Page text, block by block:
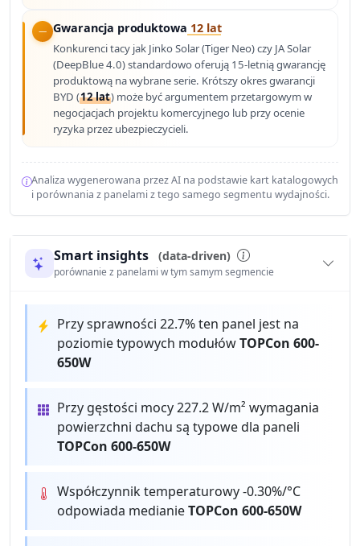
Gwarancja produktowa 12 lat
Konkurenci tacy jak Jinko Solar (Tiger Neo) czy JA Solar
(DeepBlue 4.0) standardowo oferują 15-letnią gwarancję
produktową na wybrane serie. Krótszy okres gwarancji
BYD (12 lat) może być argumentem przetargowym w
negocjacjach projektu komercyjnego lub przy ocenie
ryzyka przez ubezpieczycieli.
Analiza wygenerowana przez AI na podstawie kart katalogowych
i porównania z panelami z tego samego segmentu wydajności.
Smart insights (data-driven)
porównanie z panelami w tym samym segmencie
Przy sprawności 22.7% ten panel jest na
poziomie typowych modułówTOPCon 600-
650W
Przy gęstości mocy 227.2 W/m² wymagania
powierzchni dachu są typowe dla paneli
TOPCon 600-650W
Współczynnik temperaturowy -0.30%/°C
odpowiada medianieTOPCon 600-650W